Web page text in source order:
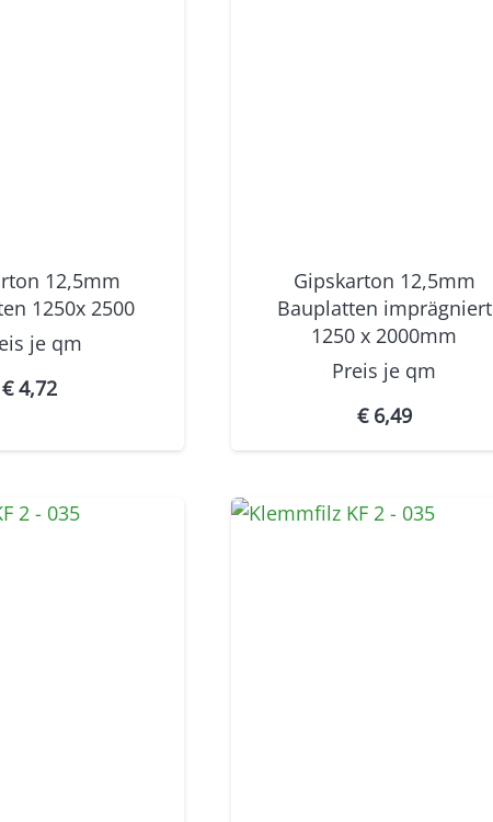
12,5mm
1250x 2500
je qm
€4,72
Gipskarton 12,5mm
Bauplatten imprägniert
1250 x 2000mm
Preis je qm
€6,49